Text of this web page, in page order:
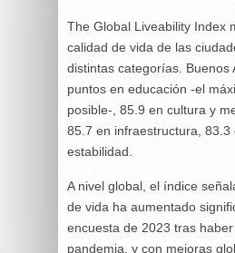
The Global Liveability Index
calidad de vida de las
distintas categorías. Buenos
puntos en educación -el
posible-, 85.9 en cultura y
85.7 en infraestructura, 83.3
estabilidad.
A nivel global, el índice
de vida ha aumentado
encuesta de 2023 tras
pandemia, y con mejoras